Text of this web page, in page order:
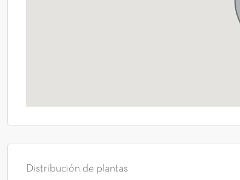
Distribución de plantas